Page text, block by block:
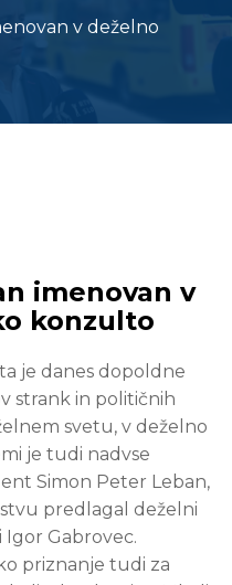
v deželno
imenovan v
konzulto
je danes dopoldne
strank in političnih
svetu, v deželno
je tudi nadvse
Simon Peter Leban,
predlagal deželni
Gabrovec.
priznanje tudi za